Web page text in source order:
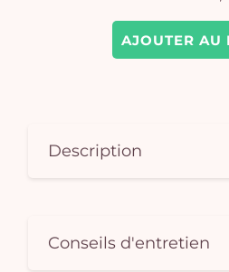
AJOUTER AU
Description
Conseils d'entretien